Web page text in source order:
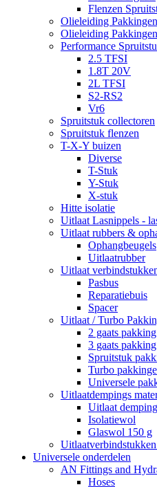
Flenzen
Olieleiding Pakkingen
Olieleiding Pakkingen
Performance
2.5 TFSI
1.8T 20V
2L TFSI
S2-RS2
Vr6
Spruitstuk collectoren
Spruitstuk flenzen
T-X-Y buizen
Diverse
T-Stuk
Y-Stuk
X-stuk
Hitte isolatie
Uitlaat Lasnippels -
Uitlaat rubbers &
Ophangbeugels
Uitlaatrubber
Uitlaat
Pasbus
Reparatiebuis
Spacer
Uitlaat / Turbo
2 gaats pakking
3 gaats pakking
Spruitstuk
Turbo
Universele
Uitlaatdempings
Uitlaat
Isolatiewol
Glaswol 150 g
Universele onderdelen
AN Fittings and
Hoses